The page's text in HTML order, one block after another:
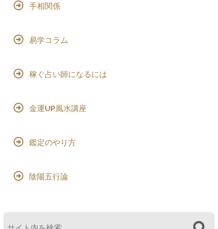
手相関係
易学コラム
稼ぐ占い師になるには
金運UP風水講座
鑑定のやり方
陰陽五行論